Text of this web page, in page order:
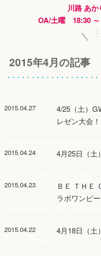
川路 あ
OA/土曜 18:30
2015年4月の記事
2015.04.27
4/25（土）
レゼン大会！
2015.04.24 4月25日（土
2015.04.23
ＢＥ ＴＨＥ
ラボワンピ
2015.04.22 4月18日（土